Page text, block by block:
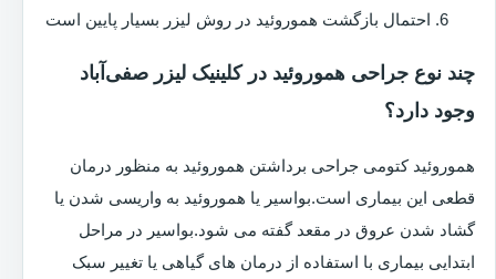
احتمال بازگشت هموروئید در روش لیزر بسیار پایین است
چند نوع جراحی هموروئید در کلینیک لیزر صفی‌آباد
وجود دارد؟
هموروئید کتومی جراحی برداشتن هموروئید به منظور درمان
قطعی این بیماری است.بواسیر یا هموروئید به واریسی شدن یا
گشاد شدن عروق در مقعد گفته می شود.بواسیر در مراحل
ابتدایی بیماری با استفاده از درمان های گیاهی یا تغییر سبک